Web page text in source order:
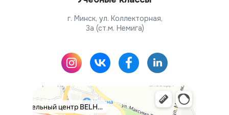
г. Минск, ул. Коллекторная,
3а (ст.м. Немига)